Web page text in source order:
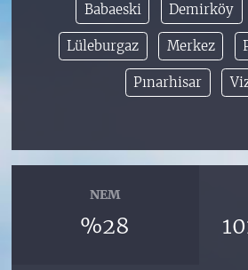
Babaeski Demirköy
Lüleburgaz Merkez
Pınarhisar
NEM
%28